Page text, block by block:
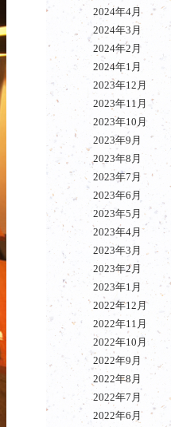
2024年4月
2024年3月
2024年2月
2024年1月
2023年12月
2023年11月
2023年10月
2023年9月
2023年8月
2023年7月
2023年6月
2023年5月
2023年4月
2023年3月
2023年2月
2023年1月
2022年12月
2022年11月
2022年10月
2022年9月
2022年8月
2022年7月
2022年6月